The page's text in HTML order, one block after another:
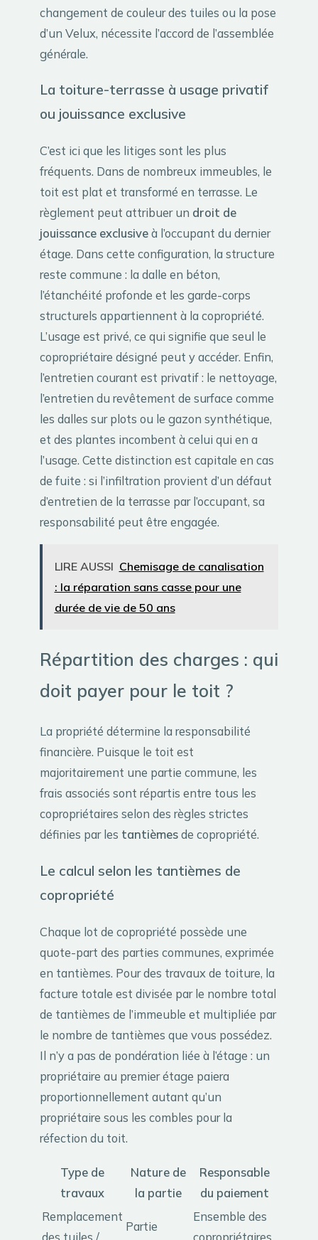
changement de couleur des tuiles ou la pose
d’un Velux, nécessite l’accord de l’assemblée
générale.
La toiture-terrasse à usage privatif
ou jouissance exclusive
C’est ici que les litiges sont les plus
fréquents. Dans de nombreux immeubles, le
toit est plat et transformé en terrasse. Le
règlement peut attribuer un droit de
jouissance exclusiveà l’occupant du dernier
étage. Dans cette configuration, la structure
reste commune : la dalle en béton,
l’étanchéité profonde et les garde-corps
structurels appartiennent à la copropriété.
L’usage est privé, ce qui signifie que seul le
copropriétaire désigné peut y accéder. Enfin,
l’entretien courant est privatif : le nettoyage,
l’entretien du revêtement de surface comme
les dalles sur plots ou le gazon synthétique,
et des plantes incombent à celui qui en a
l’usage. Cette distinction est capitale en cas
de fuite : si l’infiltration provient d’un défaut
d’entretien de la terrasse par l’occupant, sa
responsabilité peut être engagée.
LIRE AUSSI Chemisage de canalisation
: la réparation sans casse pour une
durée de vie de 50 ans
Répartition des charges : qui
doit payer pour le toit ?
La propriété détermine la responsabilité
financière. Puisque le toit est
majoritairement une partie commune, les
frais associés sont répartis entre tous les
copropriétaires selon des règles strictes
définies par les tantièmesde copropriété.
Le calcul selon les tantièmes de
copropriété
Chaque lot de copropriété possède une
quote-part des parties communes, exprimée
en tantièmes. Pour des travaux de toiture, la
facture totale est divisée par le nombre total
de tantièmes de l’immeuble et multipliée par
le nombre de tantièmes que vous possédez.
Il n’y a pas de pondération liée à l’étage : un
propriétaire au premier étage paiera
proportionnellement autant qu’un
propriétaire sous les combles pour la
réfection du toit.
Type de
travaux
Nature de
la partie
Responsable
du paiement
Remplacement
des tuiles /
Partie
Ensemble des
copropriétaires